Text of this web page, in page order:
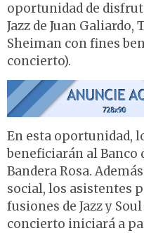
oportunidad de
Jazz de Juan
Sheiman con fines
concierto).
En esta oportunidad,
beneficiarán al Banco
Bandera Rosa.
social, los asistentes
fusiones de Jazz y
concierto iniciará a